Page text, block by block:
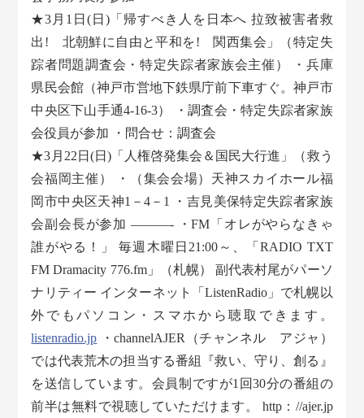
★3月1日(日)「帰すべき人を日本へ 拉致被害者救
出! 北朝鮮に自由と平和を! 関西集会」（特定失
踪者問題調査会・特定失踪者家族会主催） ・兵庫
県民会館（神戸市営地下鉄県庁前下車すぐ。神戸市
中央区下山手通4-16-3） ・調査会・特定失踪者家族
会役員が参加 ・問合せ：調査会
★3月22日(日)「人権啓発集会＆国民大行進」（救う
会福岡主催） ・（集会会場）天神スカイホール福
岡市中央区天神1－4－1 ・吉見美保特定失踪者家族
会副会長が参加 ———- ・FM「オレがやらなきゃ
誰がやる！」 毎週木曜日21:00～、「RADIO TXT
FM Dramacity 776.fm」（札幌） 副代表村尾がパーソ
ナリティー インターネット「ListenRadio」で札幌以
外でもパソコン・スマホから聴取できます。
listenradio.jp ・channelAJER（チャンネル アジャ）
では代表荒木の担当する番組『救い、守り、創る』
を送信しています。会員制ですが1回30分の番組の
前半は無料で視聴していただけます。 http：//ajer.jp